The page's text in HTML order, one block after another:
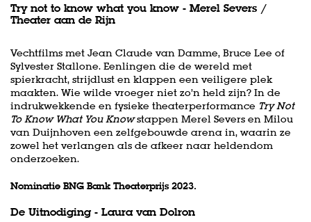
Try not to know what you know - Merel Severs /
Theater aan de Rijn
Vechtfilms met Jean Claude van Damme, Bruce Lee of
Sylvester Stallone. Eenlingen die de wereld met
spierkracht, strijdlust en klappen een veiligere plek
maakten. Wie wilde vroeger niet zo’n held zijn? In de
indrukwekkende en fysieke theaterperformance Try Not
To Know What You Knowstappen Merel Severs en Milou
van Duijnhoven een zelfgebouwde arena in, waarin ze
zowel het verlangen als de afkeer naar heldendom
onderzoeken.
Nominatie BNG Bank Theaterprijs 2023.
De Uitnodiging - Laura van Dolron